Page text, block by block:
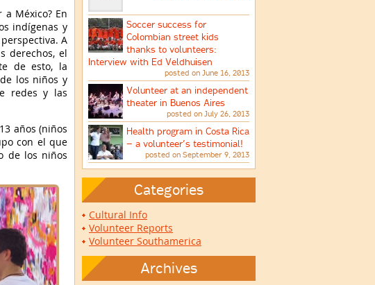
México? En
indígenas y
A
derechos, el
de esto, la
los niños y
redes y las
años (niños
con el que
de los niños
Soccer success for
Colombian street kids
thanks to volunteers:
Interview with Ed Veldhuisen
posted on June 16, 2013
Volunteer at an independent
theater in Buenos Aires
posted on July 26, 2013
Health program in Costa Rica
– a volunteer’s testimonial!
posted on September 9, 2013
Categories
Cultural Info
Volunteer Reports
Volunteer Southamerica
Archives